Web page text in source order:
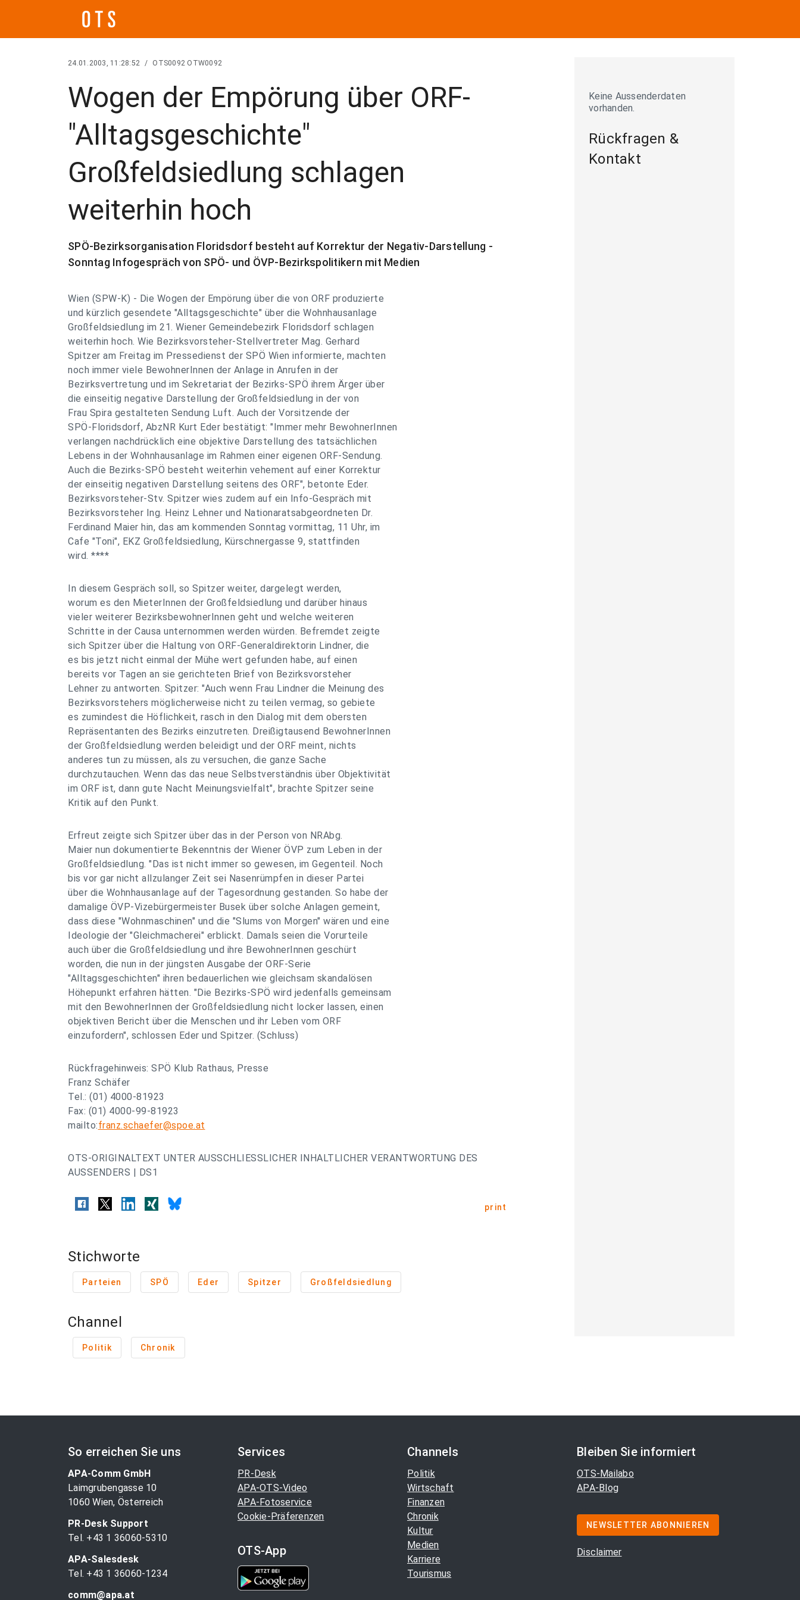
24.01.2003, 11:28:52 / OTS0092 OTW0092
Wogen der Empörung über ORF-
"Alltagsgeschichte"
Großfeldsiedlung schlagen
weiterhin hoch
SPÖ-Bezirksorganisation Floridsdorf besteht auf Korrektur der Negativ-Darstellung -
Sonntag Infogespräch von SPÖ- und ÖVP-Bezirkspolitikern mit Medien
Wien (SPW-K) - Die Wogen der Empörung über die von ORF produzierte
und kürzlich gesendete "Alltagsgeschichte" über die Wohnhausanlage
Großfeldsiedlung im 21. Wiener Gemeindebezirk Floridsdorf schlagen
weiterhin hoch. Wie Bezirksvorsteher-Stellvertreter Mag. Gerhard
Spitzer am Freitag im Pressedienst der SPÖ Wien informierte, machten
noch immer viele BewohnerInnen der Anlage in Anrufen in der
Bezirksvertretung und im Sekretariat der Bezirks-SPÖ ihrem Ärger über
die einseitig negative Darstellung der Großfeldsiedlung in der von
Frau Spira gestalteten Sendung Luft. Auch der Vorsitzende der
SPÖ-Floridsdorf, AbzNR Kurt Eder bestätigt: "Immer mehr BewohnerInnen
verlangen nachdrücklich eine objektive Darstellung des tatsächlichen
Lebens in der Wohnhausanlage im Rahmen einer eigenen ORF-Sendung.
Auch die Bezirks-SPÖ besteht weiterhin vehement auf einer Korrektur
der einseitig negativen Darstellung seitens des ORF", betonte Eder.
Bezirksvorsteher-Stv. Spitzer wies zudem auf ein Info-Gespräch mit
Bezirksvorsteher Ing. Heinz Lehner und Nationaratsabgeordneten Dr.
Ferdinand Maier hin, das am kommenden Sonntag vormittag, 11 Uhr, im
Cafe "Toni", EKZ Großfeldsiedlung, Kürschnergasse 9, stattfinden
wird. ****
In diesem Gespräch soll, so Spitzer weiter, dargelegt werden,
worum es den MieterInnen der Großfeldsiedlung und darüber hinaus
vieler weiterer BezirksbewohnerInnen geht und welche weiteren
Schritte in der Causa unternommen werden würden. Befremdet zeigte
sich Spitzer über die Haltung von ORF-Generaldirektorin Lindner, die
es bis jetzt nicht einmal der Mühe wert gefunden habe, auf einen
bereits vor Tagen an sie gerichteten Brief von Bezirksvorsteher
Lehner zu antworten. Spitzer: "Auch wenn Frau Lindner die Meinung des
Bezirksvorstehers möglicherweise nicht zu teilen vermag, so gebiete
es zumindest die Höflichkeit, rasch in den Dialog mit dem obersten
Repräsentanten des Bezirks einzutreten. Dreißigtausend BewohnerInnen
der Großfeldsiedlung werden beleidigt und der ORF meint, nichts
anderes tun zu müssen, als zu versuchen, die ganze Sache
durchzutauchen. Wenn das das neue Selbstverständnis über Objektivität
im ORF ist, dann gute Nacht Meinungsvielfalt", brachte Spitzer seine
Kritik auf den Punkt.
Erfreut zeigte sich Spitzer über das in der Person von NRAbg.
Maier nun dokumentierte Bekenntnis der Wiener ÖVP zum Leben in der
Großfeldsiedlung. "Das ist nicht immer so gewesen, im Gegenteil. Noch
bis vor gar nicht allzulanger Zeit sei Nasenrümpfen in dieser Partei
über die Wohnhausanlage auf der Tagesordnung gestanden. So habe der
damalige ÖVP-Vizebürgermeister Busek über solche Anlagen gemeint,
dass diese "Wohnmaschinen" und die "Slums von Morgen" wären und eine
Ideologie der "Gleichmacherei" erblickt. Damals seien die Vorurteile
auch über die Großfeldsiedlung und ihre BewohnerInnen geschürt
worden, die nun in der jüngsten Ausgabe der ORF-Serie
"Alltagsgeschichten" ihren bedauerlichen wie gleichsam skandalösen
Höhepunkt erfahren hätten. "Die Bezirks-SPÖ wird jedenfalls gemeinsam
mit den BewohnerInnen der Großfeldsiedlung nicht locker lassen, einen
objektiven Bericht über die Menschen und ihr Leben vom ORF
einzufordern", schlossen Eder und Spitzer. (Schluss)
Rückfragehinweis: SPÖ Klub Rathaus, Presse
Franz Schäfer
Tel.: (01) 4000-81923
Fax: (01) 4000-99-81923
mailto:franz.schaefer@spoe.at
OTS-ORIGINALTEXT UNTER AUSSCHLIESSLICHER INHALTLICHER VERANTWORTUNG DES
AUSSENDERS | DS1
print
Stichworte
Parteien SPÖ Eder Spitzer Großfeldsiedlung
Channel
Politik Chronik
Keine Aussenderdaten
vorhanden.
Rückfragen &
Kontakt
So erreichen Sie uns
APA-Comm GmbH
Laimgrubengasse 10
1060 Wien, Österreich
PR-Desk Support
Tel. +43 1 36060-5310
APA-Salesdesk
Tel. +43 1 36060-1234
comm@apa.at
Services
PR-Desk
APA-OTS-Video
APA-Fotoservice
Cookie-Präferenzen
OTS-App
Channels
Politik
Wirtschaft
Finanzen
Chronik
Kultur
Medien
Karriere
Tourismus
Bleiben Sie informiert
OTS-Mailabo
APA-Blog
NEWSLETTER ABONNIEREN
Disclaimer